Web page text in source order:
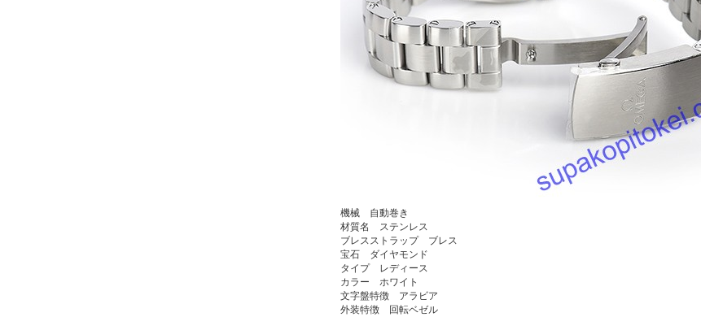
機械 自動巻き
材質名 ステンレス
ブレスストラップ ブレス
宝石 ダイヤモンド
タイプ レディース
カラー ホワイト
文字盤特徴 アラビア
外装特徴 回転ベゼル